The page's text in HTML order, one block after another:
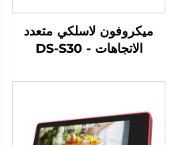
ميكروفون لاسلكي متعدد
الاتجاهات - DS-S30